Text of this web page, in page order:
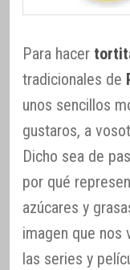
Para hacer
tradicionales de
unos sencillos
gustaros, a
Dicho sea de
por qué
azúcares y
imagen que nos
las series y